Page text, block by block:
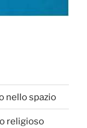
nello spazio
religioso